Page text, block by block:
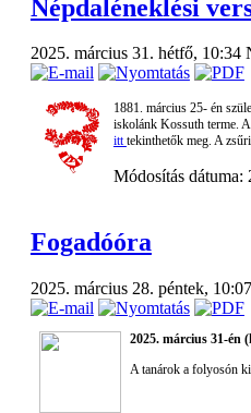
Népdaléneklési
2025. március 31. hétfő, 10:34
1881. március 25- én
iskolánk Kossuth terme. A
itttekinthetők meg. A
Módosítás dátuma:
Fogadóóra
2025. március 28. péntek, 10:07
2025. március 31-én
A tanárok a folyosón